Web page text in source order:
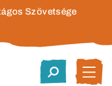
Szövetsége